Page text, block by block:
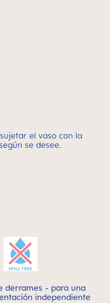
el vaso con la
se desee.
derrames - para una
independiente